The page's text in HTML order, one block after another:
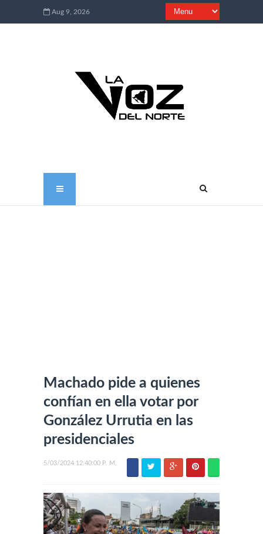
Aug 9, 2026
Machado pide a quienes
confían en ella votar por
González Urrutia en las
presidenciales
5/03/2024 12:40:00 P. M.